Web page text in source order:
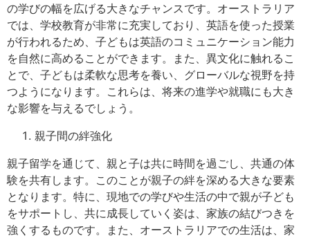
の学びの幅を広げる大きなチャンスです。オーストラリア
では、学校教育が非常に充実しており、英語を使った授業
が行われるため、子どもは英語のコミュニケーション能力
を自然に高めることができます。また、異文化に触れるこ
とで、子どもは柔軟な思考を養い、グローバルな視野を持
つようになります。これらは、将来の進学や就職にも大き
な影響を与えるでしょう。
親子間の絆強化
親子留学を通じて、親と子は共に時間を過ごし、共通の体
験を共有します。このことが親子の絆を深める大きな要素
となります。特に、現地での学びや生活の中で親が子ども
をサポートし、共に成長していく姿は、家族の結びつきを
強くするものです。また、オーストラリアでの生活は、家